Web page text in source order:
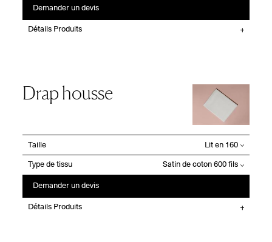
Demander un devis
Détails Produits
Drap housse
Taille
Type de tissu
Demander un devis
Détails Produits